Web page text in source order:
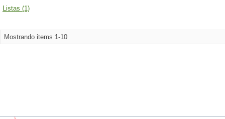
Listas (1)
Mostrando items 1-10